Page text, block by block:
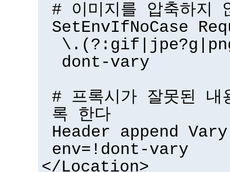
# 이미지를 압축하지
SetEnvIfNoCase
dont-vary
# 프록시가 잘못된 내
록 한다
Header append
env=!dont-vary
</Location>